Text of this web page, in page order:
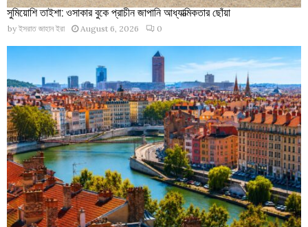
সুমিয়োশি তাইশা: ওসাকার বুকে প্রাচীন জাপানি আধ্যাত্মিকতার ছোঁয়া
by ইসরাত জাহান ইরা August 6, 2026 0